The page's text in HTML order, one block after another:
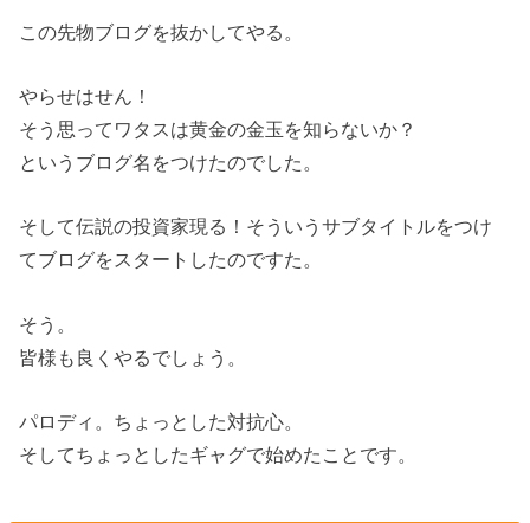
この先物ブログを抜かしてやる。
やらせはせん！
そう思ってワタスは黄金の金玉を知らないか？
というブログ名をつけたのでした。
そして伝説の投資家現る！そういうサブタイトルをつけ
てブログをスタートしたのですた。
そう。
皆様も良くやるでしょう。
パロディ。ちょっとした対抗心。
そしてちょっとしたギャグで始めたことです。